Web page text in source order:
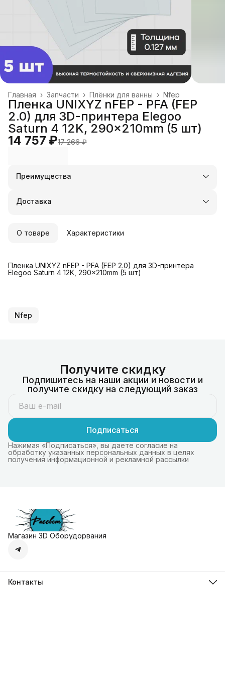
Nfep
Плёнки для ванны ›
Запчасти ›
Главная ›
Пленка UNIXYZ nFEP - PFA (FEP
2.0) для 3D-принтера Elegoo
Saturn 4 12K, 290x210mm (5 шт)
14 757 ₽17 266 ₽
Преимущества
Оплата частями в Сплит
Удобный возврат
Доставка
О товаре Характеристики
Пленка UNIXYZ nFEP - PFA (FEP 2.0) для 3D-принтера
Elegoo Saturn 4 12K, 290x210mm (5 шт)
Nfep
Получите скидку
Подпишитесь на наши акции и новости и
получите скидку на следующий заказ
Подписаться
Нажимая «Подписаться», вы даете согласие на
обработку указанных персональных данных в целях
получения информационной и рекламной рассылки
Магазин 3D Оборудорвания
Контакты